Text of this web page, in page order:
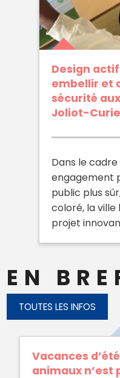
Design
embellir et
sécurité
Joliot-
Dans le
engagement
public plus
coloré, la ville
projet
EN
Vacances
animaux n’est
TOUTES LES INFOS